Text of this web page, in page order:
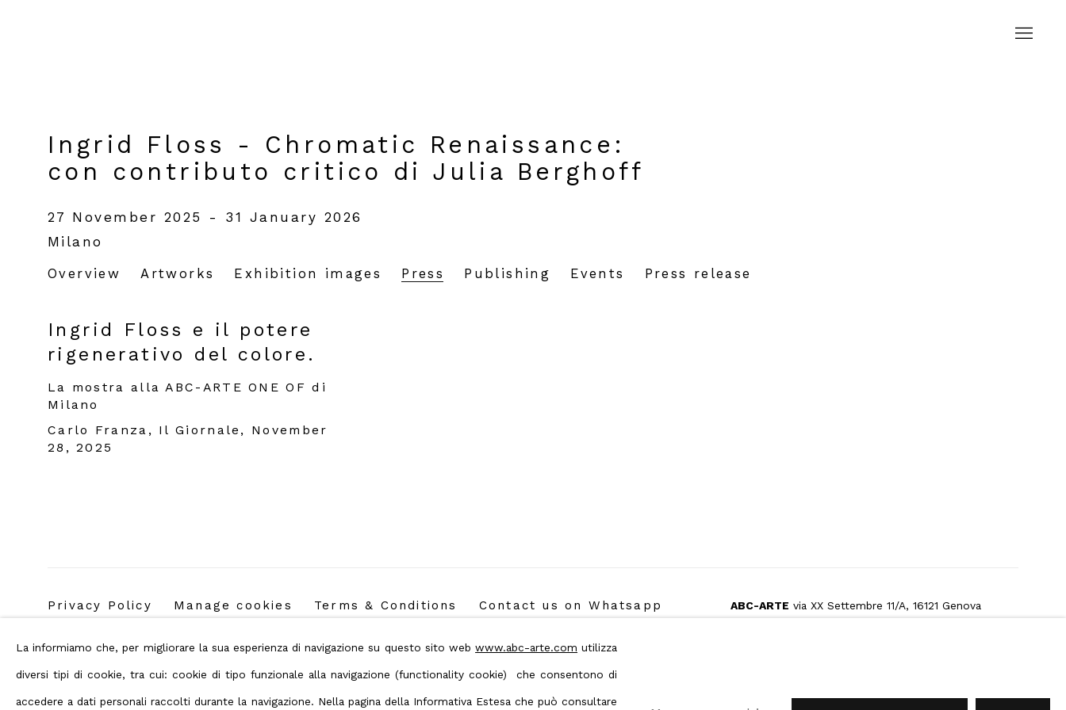
Ingrid Floss - Chromatic Renaissance :
con contributo critico di Julia Berghoff
27 November 2025 - 31 January 2026
Milano
Overview Artworks Exhibition images Press Publishing Events Press release
Ingrid Floss e il potere
rigenerativo del colore.
La mostra alla ABC-ARTE ONE OF di
Milano
Carlo Franza, Il Giornale, November
28, 2025
Privacy Policy Manage cookies Terms & Conditions Contact us on Whatsapp ABC-ARTE via XX Settembre 11/A, 16121 Genova
La informiamo che, per migliorare la sua esperienza di navigazione su questo sito webwww.abc-arte.com utilizza
diversi tipi di cookie, tra cui: cookie di tipo funzionale alla navigazione (functionality cookie) che consentono di
accedere a dati personali raccolti durante la navigazione. Nella pagina della Informativa Estesa che può consultare